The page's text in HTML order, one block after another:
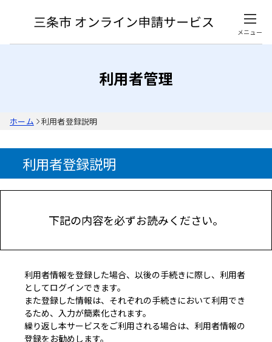
メニュー
利用者管理
ホーム 利用者登録説明
利用者登録説明
下記の内容を必ずお読みください。
利用者情報を登録した場合、以後の手続きに際し、利用者
としてログインできます。
また登録した情報は、それぞれの手続きにおいて利用でき
るため、入力が簡素化されます。
繰り返し本サービスをご利用される場合は、利用者情報の
登録をお勧めします。